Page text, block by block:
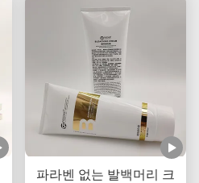
파라벤 없는 발백머리 크